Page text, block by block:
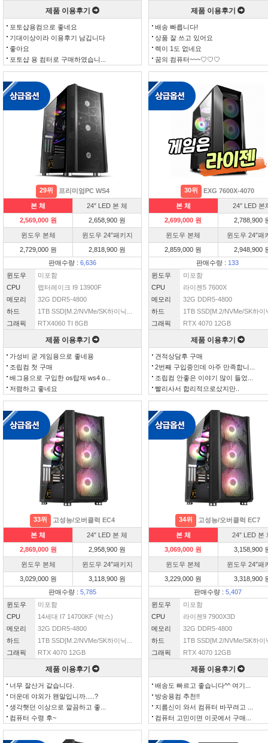
제품 이용후기
포토샵용컴으로 좋네요
기대이상이라 이용후기 남깁니다
좋아요
포토샵 용 컴터로 구매하였습니...
제품 이용후기
배송 빠릅니다!
상품 잘 쓰고 있어요
렉이 1도 없네요
꿈의 컴퓨터~~~♡♡♡
29위 프리미엄PC WS4
본 체
24″ LED 본 체
2,569,000 원
2,658,900 원
윈도우 본체
윈도우 24″패키지
2,729,000 원
2,818,900 원
판매수량 : 6,636
윈도우
미포함
CPU
랩터레이크 I9 13900F
메모리
32G DDR5-4800
하드
1TB SSD[M.2/NVMe/SK하이닉...
그래픽
RTX4060 TI 8GB
제품 이용후기
가성비 굳 게임용으로 좋네용
조립컴 첫 구매
배그용으로 구입한 os탑재 ws4 o...
저렴하고 좋네요
30위 EXG 7600X-4070
본 체
24″ LED 본
2,699,000 원
2,788,900
윈도우 본체
윈도우 24″패
2,859,000 원
2,948,900
판매수량 : 133
윈도우
미포함
CPU
라이젠5 7600X
메모리
32G DDR5-4800
하드
1TB SSD[M.2/NVMe/SK하이
그래픽
RTX 4070 12GB
제품 이용후기
견적상담후 구매
2번째 구입중인데 아주 만족합니...
조립컴 안좋은 이야기 많이 들었...
빨리사서 합리적으로샀지만..
33위 고성능/오버클럭 EC4
본 체
24″ LED 본 체
2,869,000 원
2,958,900 원
윈도우 본체
윈도우 24″패키지
3,029,000 원
3,118,900 원
판매수량 : 5,785
윈도우
미포함
CPU
14세대 I7 14700KF (박스)
메모리
32G DDR5-4800
하드
1TB SSD[M.2/NVMe/SK하이닉...
그래픽
RTX 4070 12GB
제품 이용후기
너무 잘산거 같습니다.
더운데 야외가 왠말입니까.....?
생각햇던 이상으로 깔끔하고 좋...
컴퓨터 수령 후~
34위 고성능/오버클럭 EC7
본 체
24″ LED 본
3,069,000 원
3,158,900
윈도우 본체
윈도우 24″패
3,229,000 원
3,318,900
판매수량 : 5,407
윈도우
미포함
CPU
라이젠9 7900X3D
메모리
32G DDR5-4800
하드
1TB SSD[M.2/NVMe/SK하이
그래픽
RTX 4070 12GB
제품 이용후기
배송도 빠르고 좋습니다^^ 여기...
방송용컴 추천!!
지름신이 와서 컴퓨터 바꾸려고 ...
컴퓨터 고민이면 이곳에서 구매...